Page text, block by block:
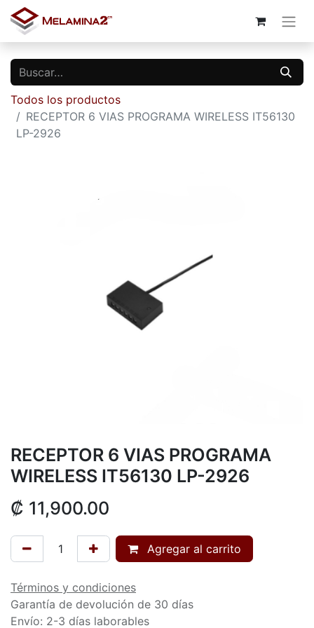
Todos los productos
RECEPTOR 6 VIAS PROGRAMA WIRELESS IT56130
LP-2926
RECEPTOR 6 VIAS PROGRAMA
WIRELESS IT56130 LP-2926
₡ 11,900.00
Agregar al carrito
Términos y condiciones
Garantía de devolución de 30 días
Envío: 2-3 días laborables